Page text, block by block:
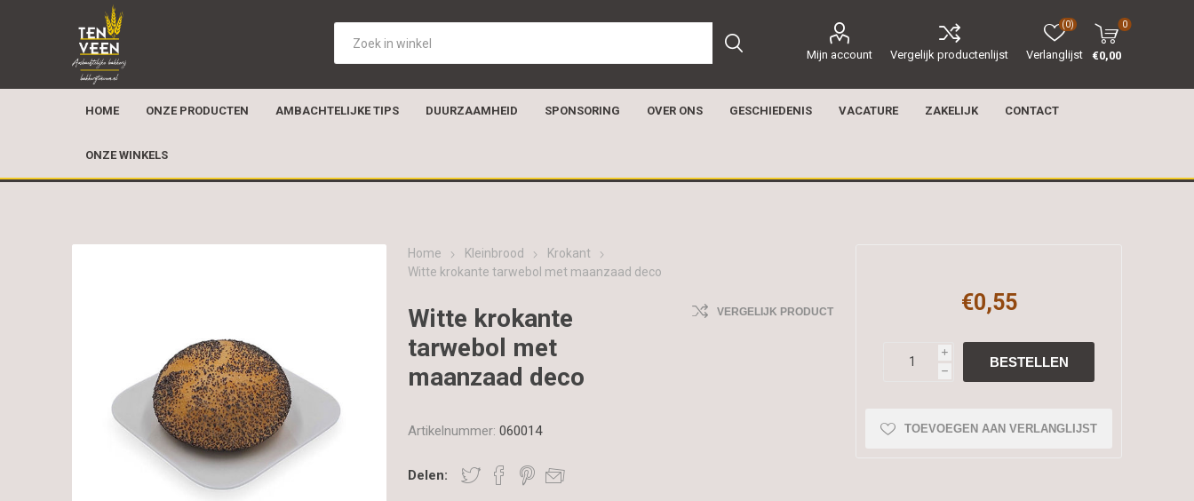
Mijn account Vergelijk productenlijst Verlanglijst
(0) 0
€0,00
HOME ONZE PRODUCTEN AMBACHTELIJKE TIPS DUURZAAMHEID SPONSORING OVER ONS GESCHIEDENIS VACATURE ZAKELIJK CONTACT
ONZE WINKELS
Home Kleinbrood
Krokant
Witte krokante tarwebol met maanzaad deco
Witte krokante
tarwebol met
maanzaad deco
VERGELIJK PRODUCT
Artikelnummer: 060014
Delen:
€0,55
i
h
TOEVOEGEN AAN VERLANGLIJST